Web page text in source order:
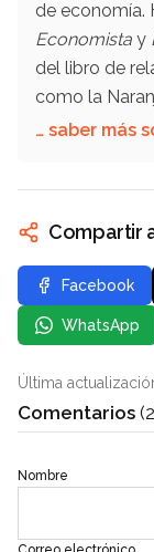
de economía.
Economista y
del libro de
como la
… saber más
Compartir
Facebook
WhatsApp
Última
Comentarios
Nombre